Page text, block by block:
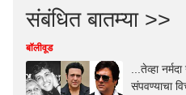
संबंधित बातम्या >>
बॉलीवूड
...तेव्हा
संपवण्याचा